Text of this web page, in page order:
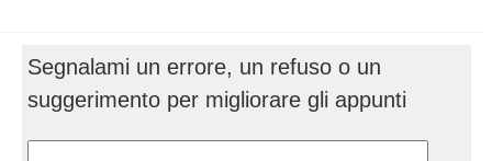
Segnalami un errore, un refuso o un
suggerimento per migliorare gli appunti